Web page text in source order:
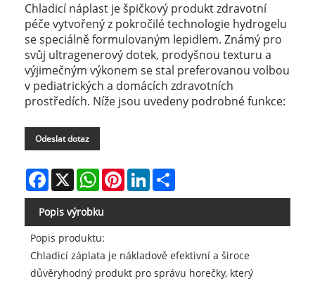
Chladicí náplast je špičkový produkt zdravotní
péče vytvořený z pokročilé technologie hydrogelu
se speciálně formulovaným lepidlem. Známý pro
svůj ultragenerový dotek, prodyšnou texturu a
výjimečným výkonem se stal preferovanou volbou
v pediatrických a domácích zdravotních
prostředích. Níže jsou uvedeny podrobné funkce:
Odeslat dotaz
Facebook
X WhatsAppPinterestLinkedIn
Popis výrobku
Popis produktu:
Chladicí záplata je nákladově efektivní a široce
důvěryhodný produkt pro správu horečky, který